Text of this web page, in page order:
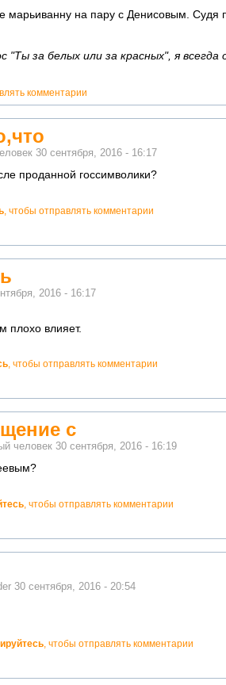
марьиванну на пару с Денисовым.
за белых или за красных", я
комментарии
30 сентября, 2016 - 16:17
проданной госсимволики?
, чтобы отправлять комментарии
2016 - 16:17
плохо влияет.
, чтобы отправлять комментарии
с
человек 30 сентября, 2016 - 16:19
, чтобы отправлять комментарии
30 сентября, 2016 - 20:54
, чтобы отправлять комментарии